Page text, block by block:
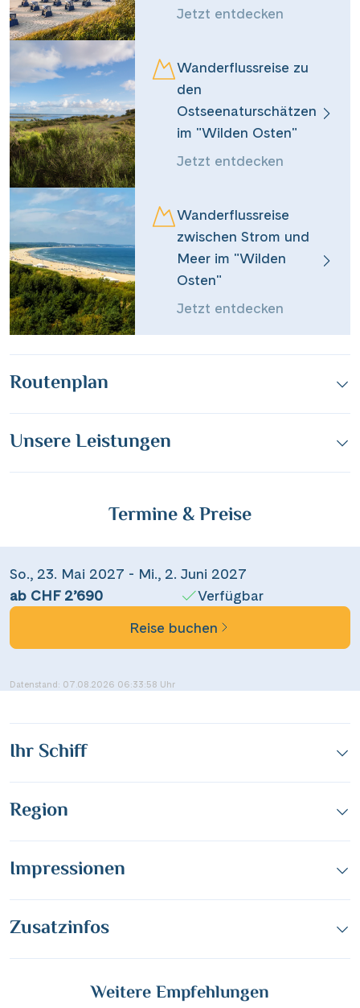
Teile diese Reise
Amazonas des Nordens, Ostseeinseln
Facebook
Messenger
WhatsApp
per E-Mail senden
Link kopieren
Jetzt entdecken
Wanderflussreise zu
den
Ostseenaturschätzen
im "Wilden Osten"
Jetzt entdecken
Wanderflussreise
zwischen Strom und
Meer im "Wilden
Osten"
Jetzt entdecken
Routenplan
Unsere Leistungen
Termine & Preise
So., 23. Mai 2027 - Mi., 2. Juni 2027
ab CHF 2’690
Verfügbar
Reise buchen
Datenstand: 07.08.2026 06:33:58 Uhr
Ihr Schiff
Region
Impressionen
Zusatzinfos
Weitere Empfehlungen
Dieser Inhalt wird von einem Drittanbieter gehostet. Durch das Zeigen der
externen Inhalte akzeptierst du dieNutzungsbedingungen
Video anzeigen